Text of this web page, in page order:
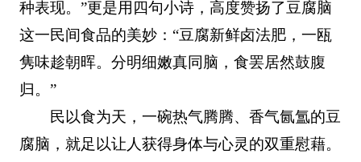
种表现。”更是用四句小诗，高度赞扬了豆腐脑
这一民间食品的美妙：“豆腐新鲜卤法肥，一瓯
隽味趁朝晖。分明细嫩真同脑，食罢居然鼓腹
归。”
民以食为天，一碗热气腾腾、香气氤氲的豆
腐脑，就足以让人获得身体与心灵的双重慰藉。